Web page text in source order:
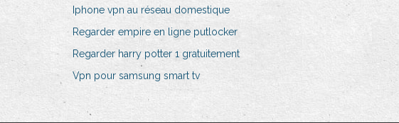
Iphone vpn au réseau domestique
Regarder empire en ligne putlocker
Regarder harry potter 1 gratuitement
Vpn pour samsung smart tv